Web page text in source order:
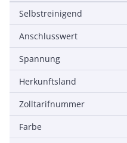
Selbstreinigend
Anschlusswert
Spannung
Herkunftsland
Zolltarifnummer
Farbe